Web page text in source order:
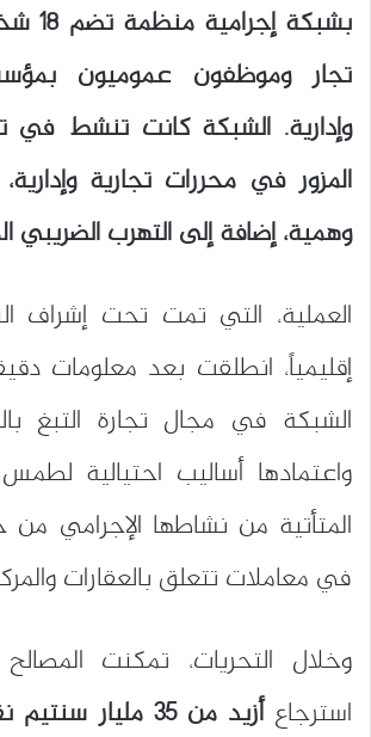
بشبكة
تجار وموظفون عموميون
وإدارية. الشبكة كانت تنشط في
المزور في محررات تجارية
وهمية، إضافة إلى التهرب الضريبي
العملية، التي تمت تحت إشراف
إقليمياً، انطلقت بعد معلومات
الشبكة في مجال تجارة التبغ
واعتمادها أساليب احتيالية
المتأتية من نشاطها الإجرامي من
في معاملات تتعلق بالعقارات
وخلال التحريات، تمكنت
استرجاعأزيد من 35 مليار سنتيم نقداً